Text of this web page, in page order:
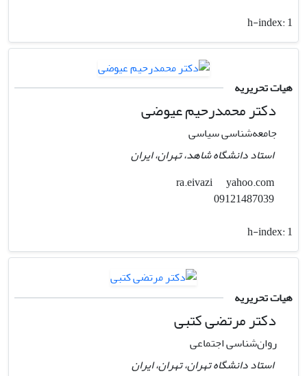
h-index:1
هیات تحریریه
دکتر محمدرحیم عیوضی
جامعه‌شناسی سیاسی
استاد دانشگاه شاهد، تهران، ایران
yahoo.com
h-index:1
هیات تحریریه
دکتر مرتضی کتبی
روان‌شناسی اجتماعی
استاد دانشگاه تهران، تهران، ایران